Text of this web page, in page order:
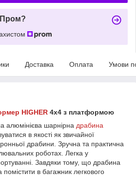
Пром?
Доставка Оплата Умови
HIGHER4х4 з платформою
алюмінієва шарнірна драбина
в якості як звичайної
драбини. Зручна та практична
роботах. Легка у
Завдяки тому, що драбина
в багажник легкового